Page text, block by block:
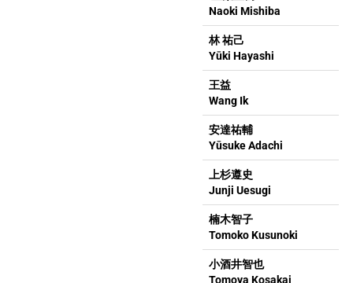
Naoki Mishiba
林 祐己
Yūki Hayashi
王益
Wang Ik
安達祐輔
Yūsuke Adachi
上杉遵史
Junji Uesugi
楠木智子
Tomoko Kusunoki
小酒井智也
Tomoya Kosakai